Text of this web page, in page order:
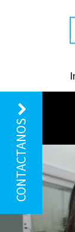
CONTACTANOS